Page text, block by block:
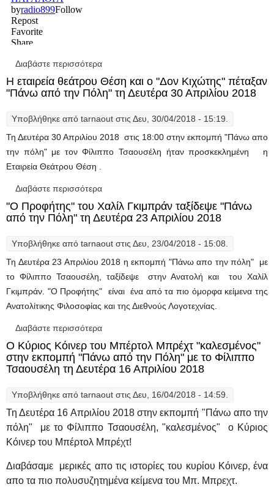
Διαβάστε περισσότερα
βρέθηκαν ψηλά, "Πάνω από την Πόλη", τη
Δευτέρα 7 Μαΐου 2018
Η εταιρεία θεάτρου Θέση και ο "Δον Κιχώτης" πέταξαν
"Πάνω από την Πόλη" τη Δευτέρα 30 Απριλίου 2018
Υποβλήθηκε από tarnaout στις Δευ, 30/04/2018 - 15:19.
Τη Δευτέρα 30 Απριλίου 2018 στις 18:00 στην εκπομπή "Πάνω απο
την πόλη" με τον Φίλιππο Τσαουσέλη ήταν προσκεκλημένη η
Εταιρεία Θεάτρου Θέση .
Διαβάστε περισσότερα
Κιχώτης" πέταξαν "Πάνω από την Πόλη" τη
Δευτέρα 30 Απριλίου 2018
"Ο Προφήτης" του Χαλίλ Γκιμπράν ταξίδεψε "Πάνω
από την Πόλη" τη Δευτέρα 23 Απριλίου 2018
Υποβλήθηκε από tarnaout στις Δευ, 23/04/2018 - 15:08.
Τη Δευτέρα 23 Απριλίου 2018 η εκπομπή "Πάνω απο την πόλη" με
το Φίλιππο Τσαουσέλη, ταξίδεψε στην Ανατολή και του Χαλίλ
Γκιμπράν. "Ο Προφήτης" είναι ένα από τα πιο όμορφα κείμενα της
Ανατολίτικης Φιλοσοφίας και της Διεθνούς Λογοτεχνίας.
Διαβάστε περισσότερα
ταξίδεψε "Πάνω από την Πόλη" τη Δευτέρα
23 Απριλίου 2018
Ο Κύριος Κόινερ του Μπέρτολ Μπρέχτ "καλεσμένος"
στην εκπομπή "Πάνω από την Πόλη" με το Φίλιππο
Τσαουσέλη τη Δευτέρα 16 Απριλίου 2018
Υποβλήθηκε από tarnaout στις Δευ, 16/04/2018 - 14:59.
Τη Δευτέρα 16 Απριλίου 2018 στην εκπομπή "Πάνω απο την
πόλη" με το Φίλιππο Τσαουσέλη, "καλεσμένος" ο Κύριος
Κόινερ του Μπέρτολ Μπρέχτ!
Διαβάσαμε μερικές απο τις ιστορίες του κυρίου Κόινερ, ένα
απο τα πιο πολυσυζητημένα κείμενα του Μπ. Μπρεχτ.